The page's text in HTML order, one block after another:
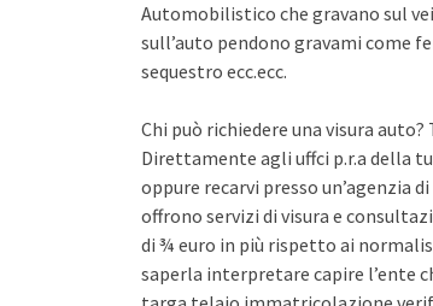
Automobilistico che gravano sul
sull’auto pendono gravami come
sequestro ecc.ecc.
Chi può richiedere una visura
Direttamente agli uffci p.r.a della
oppure recarvi presso un’agenzia
offrono servizi di visura e
di ¾ euro in più rispetto ai
saperla interpretare capire l’ente